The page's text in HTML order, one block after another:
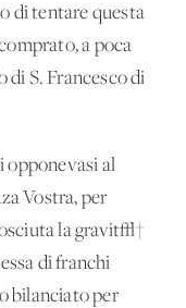
di tentare questa
a poca
S. Francesco di
al
Vostra, per
la gravit√†
di franchi
bilanciato per